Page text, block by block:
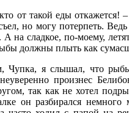
от такой еды откажется! –
но могу потерпеть.
на сладкое, по-моему,
должны плыть как
я слышал, что рыбы
произнес
так как не хотел
он разбирался немного